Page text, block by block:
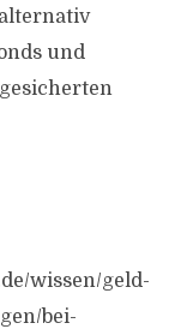
und
wissen/geld-
bei-